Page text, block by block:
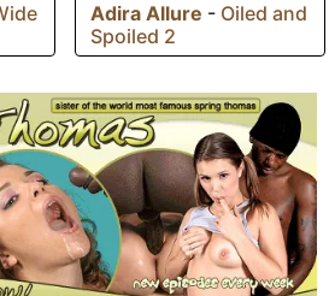
Adira Allure - Oiled and
Spoiled 2